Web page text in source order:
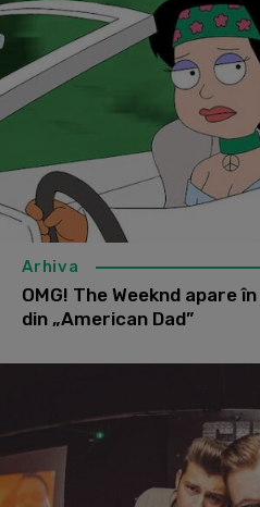
Arhiva
OMG! The Weeknd apare
din „American Dad”